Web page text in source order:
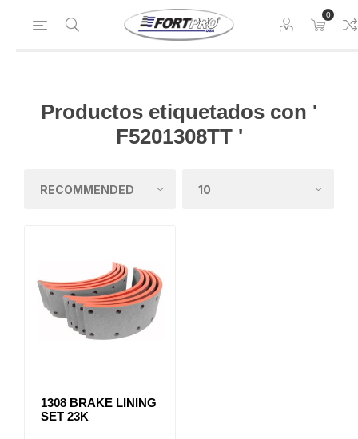
0
Productos etiquetados con '
F5201308TT '
1308 BRAKE LINING
SET 23K